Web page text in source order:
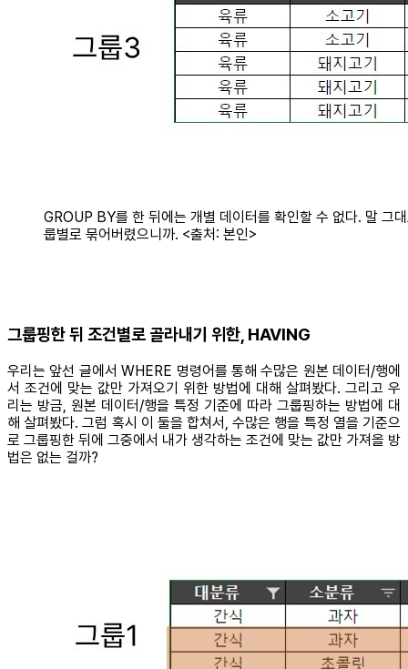
GROUP BY를 한 뒤에는 개별 데이터를 확인할 수 없다. 말 그
룹별로 묶어버렸으니까. <출처: 본인>
그룹핑한 뒤 조건별로 골라내기 위한, HAVING
우리는 앞선 글에서 WHERE 명령어를 통해 수많은 원본 데이터/행에
서 조건에 맞는 값만 가져오기 위한 방법에 대해 살펴봤다. 그리고 우
리는 방금, 원본 데이터/행을 특정 기준에 따라 그룹핑하는 방법에 대
해 살펴봤다. 그럼 혹시 이 둘을 합쳐서, 수많은 행을 특정 열을 기준으
로 그룹핑한 뒤에 그중에서 내가 생각하는 조건에 맞는 값만 가져올 방
법은 없는 걸까?